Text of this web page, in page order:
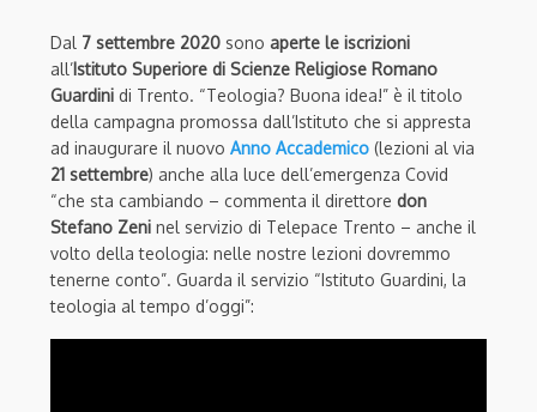
Dal 7 settembre 2020 sono aperte le iscrizioni
all’Istituto Superiore di Scienze Religiose Romano
Guardini di Trento. “Teologia? Buona idea!” è il titolo
della campagna promossa dall’Istituto che si appresta
ad inaugurare il nuovo Anno Accademico (lezioni al via
21 settembre) anche alla luce dell’emergenza Covid
“che sta cambiando – commenta il direttore don
Stefano Zeni nel servizio di Telepace Trento – anche il
volto della teologia: nelle nostre lezioni dovremmo
tenerne conto”. Guarda il servizio “Istituto Guardini, la
teologia al tempo d’oggi”: